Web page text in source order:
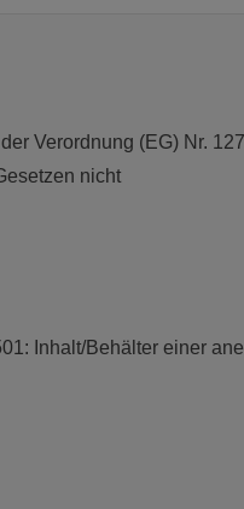
Verordnung (EG) Nr.
nicht
Inhalt/Behälter einer